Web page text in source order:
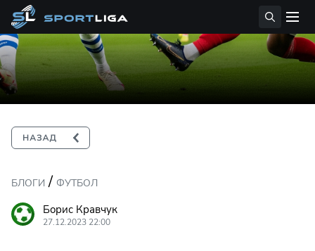
БЛОГИ / ФУТБОЛ
Борис Кравчук
27.12.2023 22:00